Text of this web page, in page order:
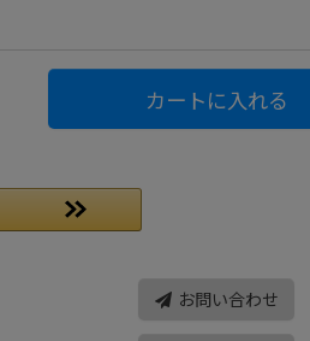
カートに入れる
お問い合わせ